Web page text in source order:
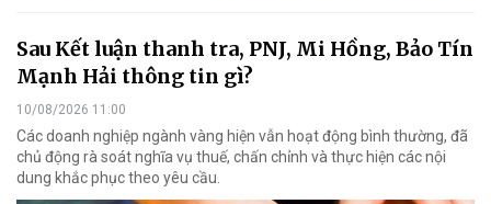
Sau Kết luận thanh tra, PNJ, Mi Hồng, Bảo Tín
Mạnh Hải thông tin gì?
10/08/2026 11:00
Các doanh nghiệp ngành vàng hiện vẫn hoạt động bình thường, đã
chủ động rà soát nghĩa vụ thuế, chấn chỉnh và thực hiện các nội
dung khắc phục theo yêu cầu.